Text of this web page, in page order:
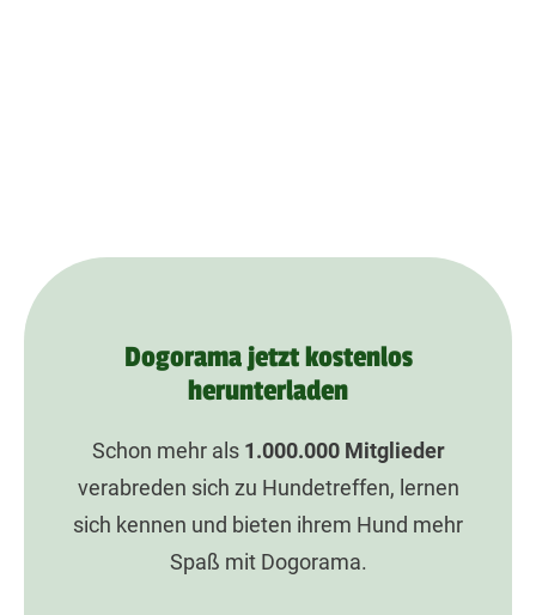
Dogorama jetzt kostenlos
herunterladen
Schon mehr als 1.000.000Mitglieder
verabreden sich zu Hundetreffen, lernen
sich kennen und bieten ihrem Hund mehr
Spaß mit Dogorama.